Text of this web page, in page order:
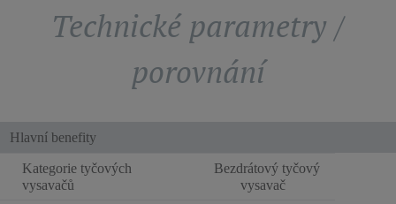
Technické parametry /
porovnání
Hlavní benefity
Kategorie tyčových
vysavačů
Bezdrátový tyčový
vysavač